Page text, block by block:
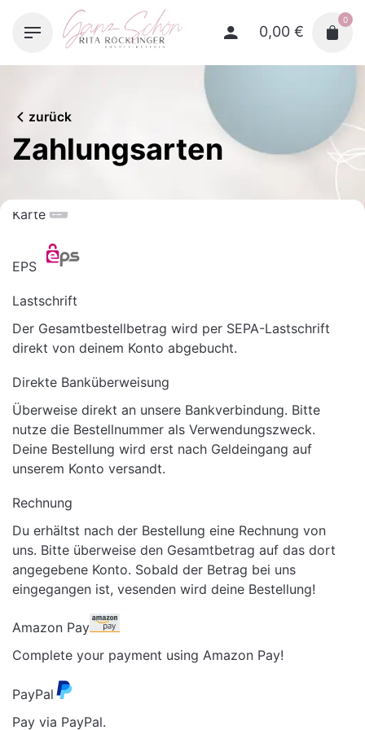
0,00 €
0
zurück
Zahlungsarten
Karte
EPS
Lastschrift
Der Gesamtbestellbetrag wird per SEPA-Lastschrift
direkt von deinem Konto abgebucht.
Direkte Banküberweisung
Überweise direkt an unsere Bankverbindung. Bitte
nutze die Bestellnummer als Verwendungszweck.
Deine Bestellung wird erst nach Geldeingang auf
unserem Konto versandt.
Rechnung
Du erhältst nach der Bestellung eine Rechnung von
uns. Bitte überweise den Gesamtbetrag auf das dort
angegebene Konto. Sobald der Betrag bei uns
eingegangen ist, vesenden wird deine Bestellung!
Amazon Pay
Complete your payment using Amazon Pay!
PayPal
Pay via PayPal.